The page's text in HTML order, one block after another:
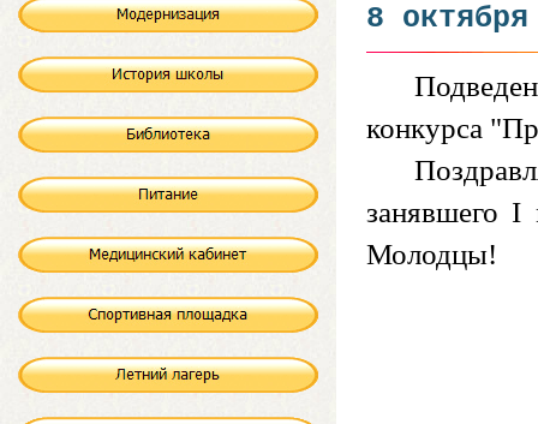
8
конкурса
занявшего
Молодцы!